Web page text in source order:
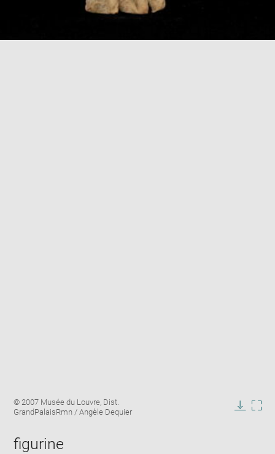
Image
caption:
© 2007 Musée du Louvre, Dist.
GrandPalaisRmn / Angèle Dequier
figurine